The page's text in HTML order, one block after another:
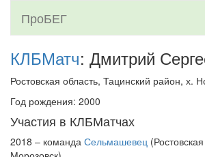
ПроБЕГ
КЛБМатч: Дмитрий
Ростовская область, Тацинский район, х.
Год рождения: 2000
Участия в КЛБМатчах
2018 – команда Сельмашевец